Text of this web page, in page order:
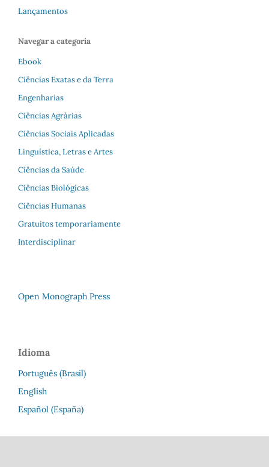
Lançamentos
Navegar a categoria
Ebook
Ciências Exatas e da Terra
Engenharias
Ciências Agrárias
Ciências Sociais Aplicadas
Linguística, Letras e Artes
Ciências da Saúde
Ciências Biológicas
Ciências Humanas
Gratuitos temporariamente
Interdisciplinar
Open Monograph Press
Idioma
Português (Brasil)
English
Español (España)